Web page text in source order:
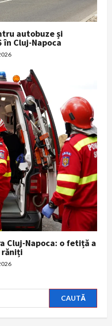
autobuze și
Cluj-Napoca
Cluj-Napoca: o fetiță a